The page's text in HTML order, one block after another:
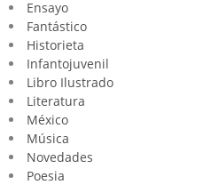
Ensayo
Fantástico
Historieta
Infantojuvenil
Libro Ilustrado
Literatura
México
Música
Novedades
Poesia